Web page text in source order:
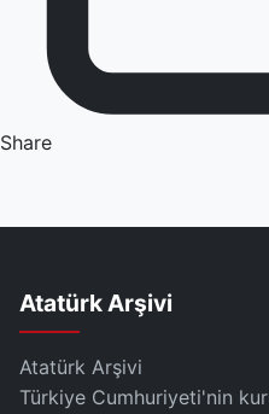
Share
Atatürk Arşivi
Atatürk Arşivi
Türkiye Cumhuriyeti'nin